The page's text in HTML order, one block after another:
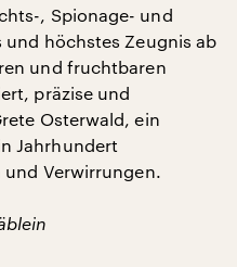
, Spionage- und
höchstes Zeugnis ab
und fruchtbaren
präzise und
Osterwald, ein
Jahrhundert
Verwirrungen.